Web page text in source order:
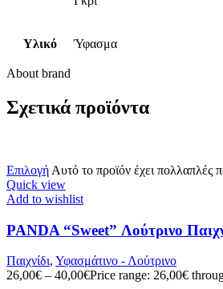
Υλικό Ύφασμα
About brand
Σχετικά προϊόντα
Επιλογή Αυτό το προϊόν έχει πολλαπλές
Quick view
Add to wishlist
PANDA “Sweet” Λούτρινο
Παιχνίδι, Υφασμάτινο - Λούτρινο
26,00€ – 40,00€Price range: 26,00€